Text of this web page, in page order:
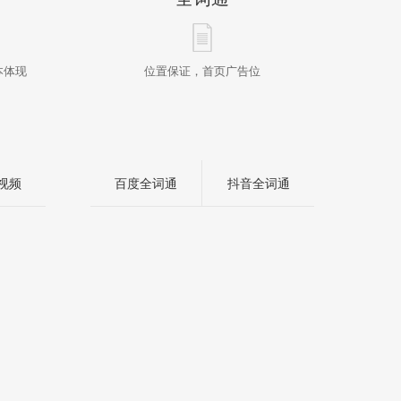
体现
频
位置保证，首页广告位
百度全词通 抖音全词通